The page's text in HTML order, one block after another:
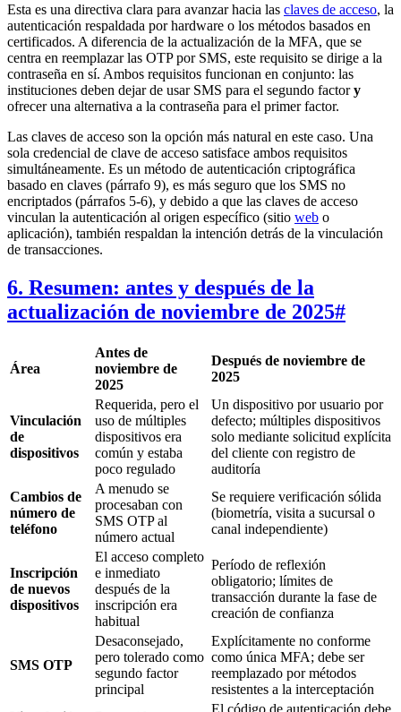
Esta es una directiva clara para avanzar hacia las claves de acceso, la
autenticación respaldada por hardware o los métodos basados en
certificados. A diferencia de la actualización de la MFA, que se
centra en reemplazar las OTP por SMS, este requisito se dirige a la
contraseña en sí. Ambos requisitos funcionan en conjunto: las
instituciones deben dejar de usar SMS para el segundo factory
ofrecer una alternativa a la contraseña para el primer factor.
Las claves de acceso son la opción más natural en este caso. Una
sola credencial de clave de acceso satisface ambos requisitos
simultáneamente. Es un método de autenticación criptográfica
basado en claves (párrafo 9), es más seguro que los SMS no
encriptados (párrafos 5-6), y debido a que las claves de acceso
vinculan la autenticación al origen específico (sitio web o
aplicación), también respaldan la intención detrás de la vinculación
de transacciones.
6. Resumen: antes y después de la
actualización de noviembre de 2025#
Área
Antes de
noviembre de
2025
Después de noviembre de
2025
Vinculación
de
dispositivos
Requerida, pero el
uso de múltiples
dispositivos era
común y estaba
poco regulado
Un dispositivo por usuario por
defecto; múltiples dispositivos
solo mediante solicitud explícita
del cliente con registro de
auditoría
Cambios de
número de
teléfono
A menudo se
procesaban con
SMS OTP al
número actual
Se requiere verificación sólida
(biometría, visita a sucursal o
canal independiente)
Inscripción
de nuevos
dispositivos
El acceso completo
e inmediato
después de la
inscripción era
habitual
Período de reflexión
obligatorio; límites de
transacción durante la fase de
creación de confianza
SMS OTP
Desaconsejado,
pero tolerado como
segundo factor
principal
Explícitamente no conforme
como única MFA; debe ser
reemplazado por métodos
resistentes a la interceptación
El código de autenticación debe